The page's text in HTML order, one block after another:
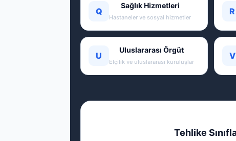
Q
Sağlık Hizmetleri
Hastaneler ve sosyal hizmetler
R
U
Uluslararası Örgüt
Elçilik ve uluslararası kuruluşlar
V
Tehlike